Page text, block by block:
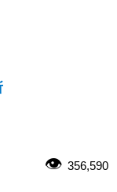
356,590